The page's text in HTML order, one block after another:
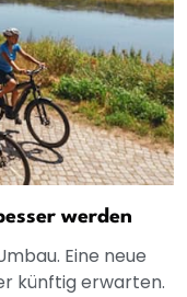
werden
Eine neue
künftig erwarten.